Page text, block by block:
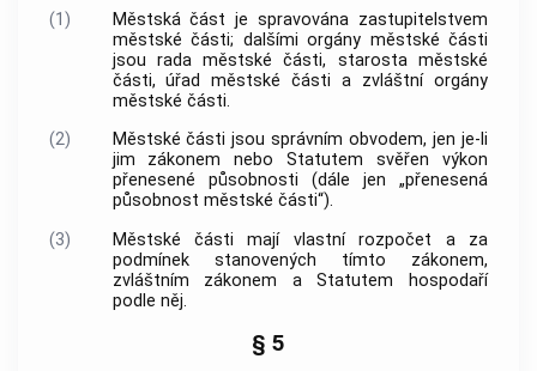
(1)
Městská část je spravována zastupitelstvem
městské části; dalšími orgány městské části
jsou rada městské části, starosta městské
části, úřad městské části a zvláštní orgány
městské části.
(2)
Městské části jsou správním obvodem, jen je-li
jim zákonem nebo Statutem svěřen výkon
přenesené působnosti (dále jen „přenesená
působnost městské části“).
(3)
Městské části mají vlastní rozpočet a za
podmínek stanovených tímto zákonem,
zvláštním zákonem a Statutem hospodaří
podle něj.
§ 5